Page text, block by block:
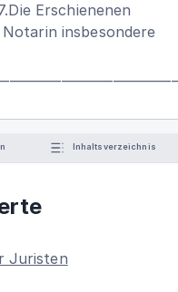
Erschienenen
insbesondere
Inhaltsverzeichnis
Juristen